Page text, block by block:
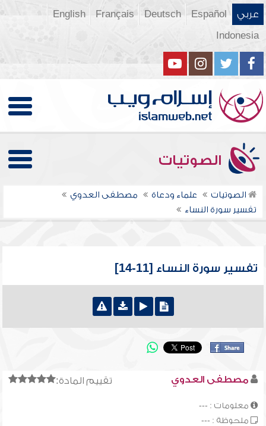
عربي Español
Deutsch
Français
English
Indonesia
الصوتيات
الصوتيات علماء ودعاة
مصطفى العدوي
تفسير سورة النساء
تفسير سورة النساء [11-14]
تقييم المادة: مصطفى العدوي
معلومات : ---
ملحوظة : ---